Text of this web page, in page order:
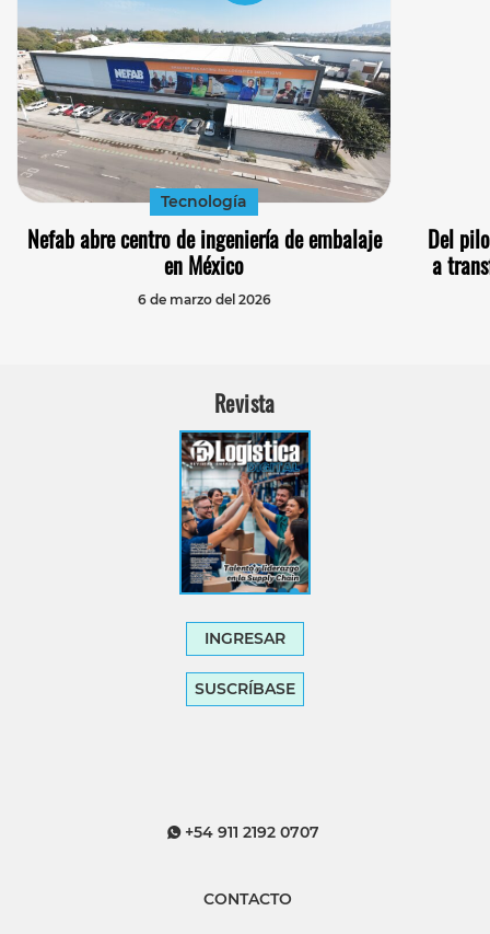
Tecnología
Nefab abre centro de ingeniería de embalaje
en México
6 de marzo del 2026
Del
a
Revista
INGRESAR
SUSCRÍBASE
+54 911 2192 0707
CONTACTO